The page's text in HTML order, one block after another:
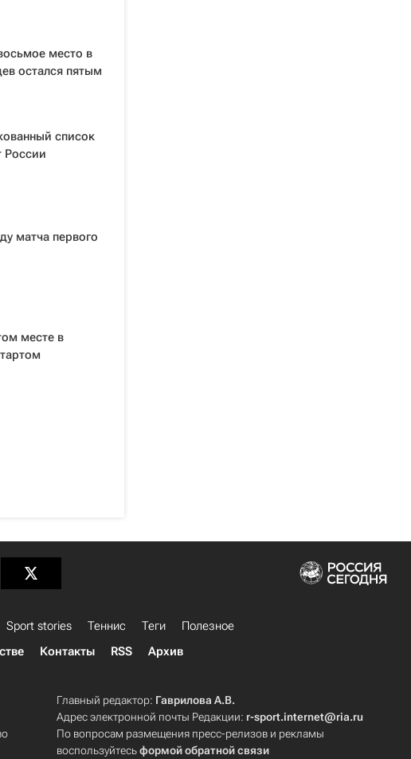
место в
остался пятым
список
России
матча первого
месте в
Sport stories Теннис Теги
Полезное
Контакты RSS Архив
Главный редактор: Гаврилова А.В.
Адрес электронной почты Редакции: r-sport.internet@ria.ru
По вопросам размещения пресс-релизов и рекламы
воспользуйтесьформой обратной связи